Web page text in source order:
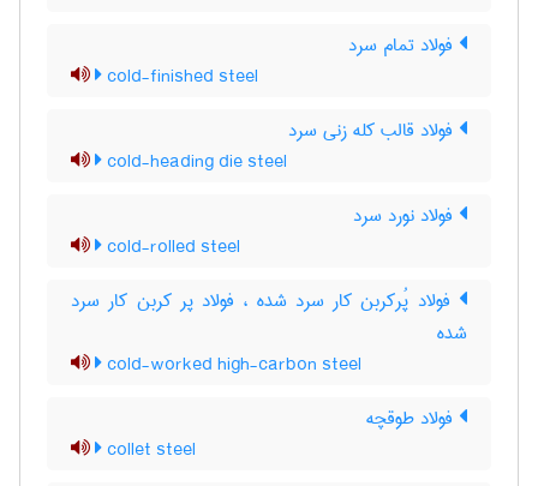
فولاد تمام سرد
cold-finished steel
فولاد قالب کله زنی سرد
cold-heading die steel
فولاد نورد سرد
cold-rolled steel
فولاد پُرکربن کار سرد شده ، فولاد پر کربن کار سرد
شده
cold-worked high-carbon steel
فولاد طوقچه
collet steel